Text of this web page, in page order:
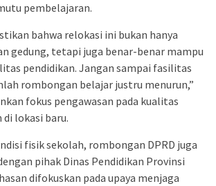
pembelajaran.
bahwa relokasi ini bukan hanya
gedung, tetapi juga benar-benar mampu
pendidikan. Jangan sampai fasilitas
rombongan belajar justru menurun,”
fokus pengawasan pada kualitas
di lokasi baru.
fisik sekolah, rombongan DPRD juga
pihak Dinas Pendidikan Provinsi
difokuskan pada upaya menjaga